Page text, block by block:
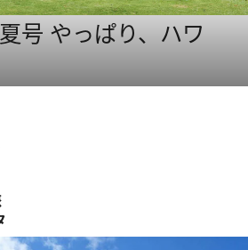
号 やっぱり、ハワ